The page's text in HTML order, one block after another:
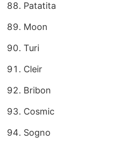
Patatita
Moon
Turi
Cleir
Bribon
Cosmic
Sogno